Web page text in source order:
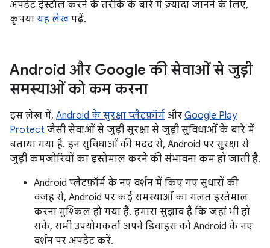
अपडेट इंस्टॉल करने के तरीके के बारे में ज़्यादा जानने के लिए,
कृपया यह लेख पढ़ें.
Android और Google की सेवाओं से जुड़ी
समस्याओं को कम करना
इस लेख में, Android के सुरक्षा प्लैटफ़ॉर्म और Google Play
Protect जैसी सेवाओं से जुड़ी सुरक्षा से जुड़ी सुविधाओं के बारे में
बताया गया है. इन सुविधाओं की मदद से, Android पर सुरक्षा से
जुड़ी कमजोरियों का इस्तेमाल करने की संभावना कम हो जाती है.
Android प्लैटफ़ॉर्म के नए वर्शन में किए गए सुधारों की
वजह से, Android पर कई समस्याओं का गलत इस्तेमाल
करना मुश्किल हो गया है. हमारा सुझाव है कि जहां भी हो
सके, सभी उपयोगकर्ता अपने डिवाइस को Android के नए
वर्शन पर अपडेट करें.